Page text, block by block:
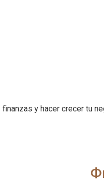
y hacer crecer tu